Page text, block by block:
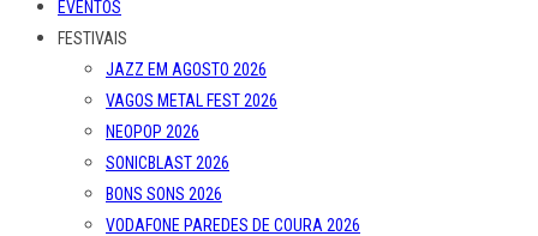
EVENTOS
FESTIVAIS
JAZZ EM AGOSTO 2026
VAGOS METAL FEST 2026
NEOPOP 2026
SONICBLAST 2026
BONS SONS 2026
VODAFONE PAREDES DE COURA 2026